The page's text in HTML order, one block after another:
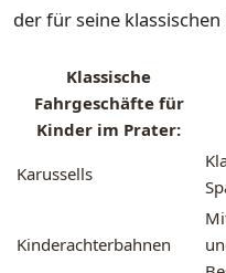
der für seine
Klassische
Fahrgeschäfte für
Kinder im Prater:
Karussells
Kinderachterbahnen